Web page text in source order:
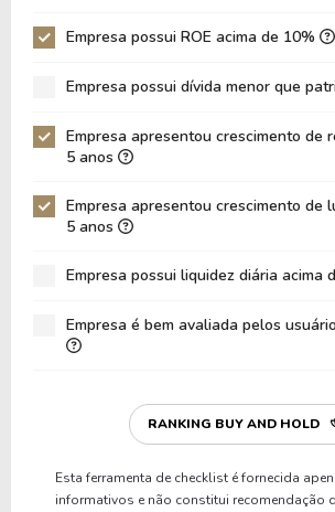
Patrimônio / Ativos
0,44
Passivos / Ativos
0,56
CAGR Receitas 5 anos
CAGR Lucros 5 anos
Empresa possui ROE acima de 10%
Empresa possui dívida menor que
Empresa apresentou crescimento de
5 anos
Empresa apresentou crescimento de
5 anos
Empresa possui liquidez diária acima
Empresa é bem avaliada pelos
RANKING BUY AND HOLD
Esta ferramenta de checklist é fornecida
informativos e não constitui recomendação